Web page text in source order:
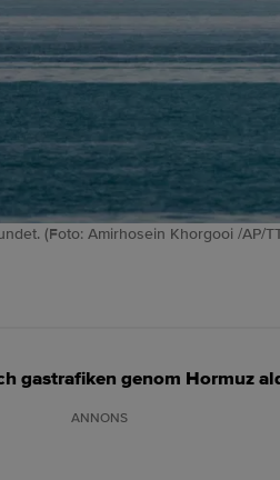
(Foto: Amirhosein Khorgooi /AP/
gastrafiken genom Hormuz
ANNONS